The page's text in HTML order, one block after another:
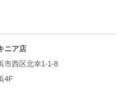
ニア店
市西区北幸1-1-8
4F